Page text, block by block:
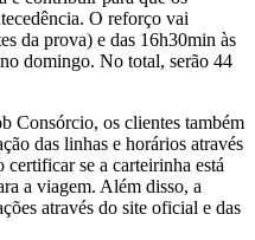
O reforço vai
da prova) e das 16h30min às
domingo. No total, serão 44
Consórcio, os clientes também
das linhas e horários através
se a carteirinha está
a viagem. Além disso, a
através do site oficial e das